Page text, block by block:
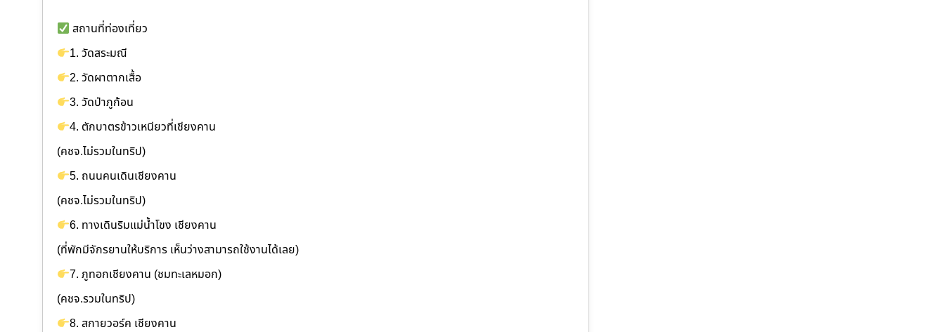
สถานที่ท่องเที่ยว
1. วัดสระมณี
2. วัดผาตากเสื้อ
3. วัดป่าภูก้อน
4. ตักบาตรข้าวเหนียวที่เชียงคาน
(คชจ.ไม่รวมในทริป)
5. ถนนคนเดินเชียงคาน
(คชจ.ไม่รวมในทริป)
6. ทางเดินริมแม่น้ำโขง เชียงคาน
(ที่พักมีจักรยานให้บริการ เห็นว่างสามารถใช้งานได้เลย)
7. ภูทอกเชียงคาน (ชมทะเลหมอก)
(คชจ.รวมในทริป)
8. สกายวอร์ค เชียงคาน